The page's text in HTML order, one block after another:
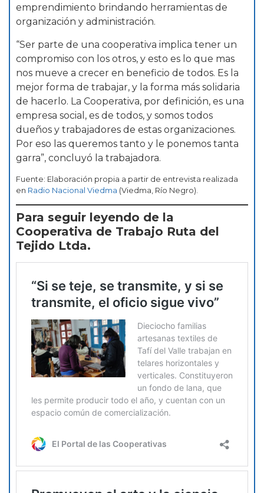
emprendimiento brindando herramientas de
organización y administración.
“Ser parte de una cooperativa implica tener un
compromiso con los otros, y esto es lo que mas
nos mueve a crecer en beneficio de todos. Es la
mejor forma de trabajar, y la forma más solidaria
de hacerlo. La Cooperativa, por definición, es una
empresa social, es de todos, y somos todos
dueños y trabajadores de estas organizaciones.
Por eso las queremos tanto y le ponemos tanta
garra”, concluyó la trabajadora.
Fuente: Elaboración propia a partir de entrevista realizada
en Radio Nacional Viedma (Viedma, Río Negro).
Para seguir leyendo de la
Cooperativa de Trabajo Ruta del
Tejido Ltda.